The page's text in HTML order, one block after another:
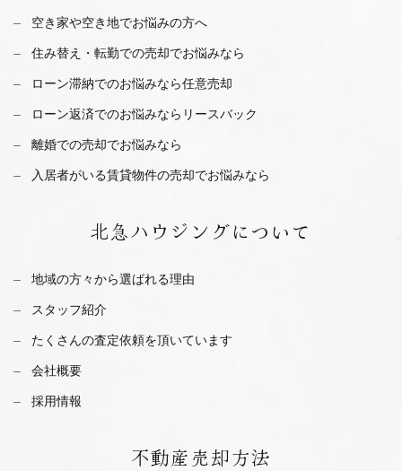
空き家や空き地でお悩みの方へ
住み替え・転勤での売却でお悩みなら
ローン滞納でのお悩みなら任意売却
ローン返済でのお悩みならリースバック
離婚での売却でお悩みなら
入居者がいる賃貸物件の売却でお悩みなら
北急ハウジングについて
地域の方々から選ばれる理由
スタッフ紹介
たくさんの査定依頼を頂いています
会社概要
採用情報
不動産 売却方法